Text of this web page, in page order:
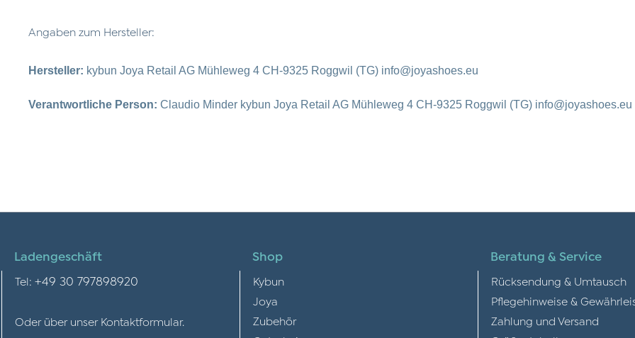
Angaben zum Hersteller:
Hersteller: kybun Joya Retail AG Mühleweg 4 CH-9325 Roggwil (TG) info@joyashoes.eu
Verantwortliche Person: Claudio Minder kybun Joya Retail AG Mühleweg 4 CH-9325 Roggwil (TG) info@joyashoes.eu
Ladengeschäft
Tel: +49 30 797898920
Oder über unser Kontaktformular.
Shop
Kybun
Joya
Zubehör
Beratung & Service
Rücksendung & Umtausch
Pflegehinweise &
Zahlung und Versand